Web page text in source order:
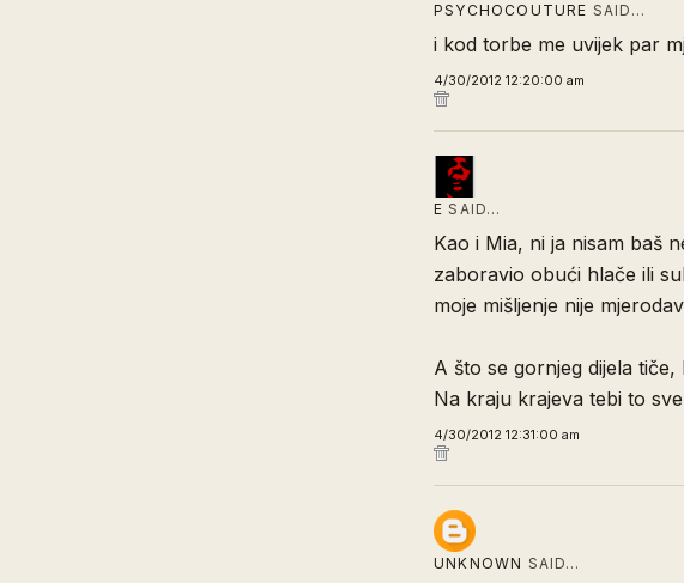
PSYCHOCOUTURE SAID…
i kod torbe me uvijek par
4/30/2012 12:20:00 am
E SAID…
Kao i Mia, ni ja nisam baš
zaboravio obući hlače ili
moje mišljenje nije
A što se gornjeg dijela
Na kraju krajeva tebi to
4/30/2012 12:31:00 am
UNKNOWN SAID…